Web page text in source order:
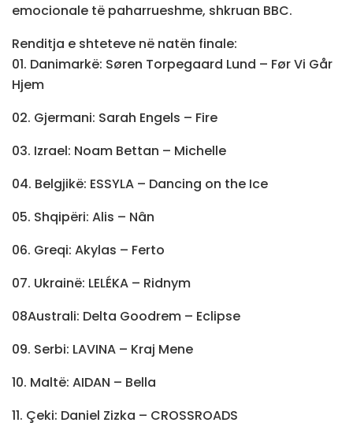
emocionale të paharrueshme, shkruan BBC.
Renditja e shteteve në natën finale:
01. Danimarkë: Søren Torpegaard Lund – Før Vi Går
Hjem
02. Gjermani: Sarah Engels – Fire
03. Izrael: Noam Bettan – Michelle
04. Belgjikë: ESSYLA – Dancing on the Ice
05. Shqipëri: Alis – Nân
06. Greqi: Akylas – Ferto
07. Ukrainë: LELÉKA – Ridnym
08Australi: Delta Goodrem – Eclipse
09. Serbi: LAVINA – Kraj Mene
10. Maltë: AIDAN – Bella
11. Çeki: Daniel Zizka – CROSSROADS